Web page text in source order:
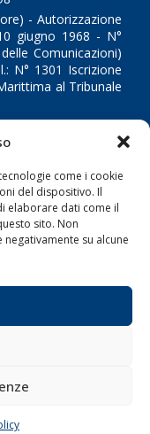
come i cookie
del dispositivo. Il
elaborare dati come il
sito. Non
su alcune
- Autorizzazione
giugno 1968 - N°
Comunicazioni)
N° 1301 Iscrizione
al Tribunale